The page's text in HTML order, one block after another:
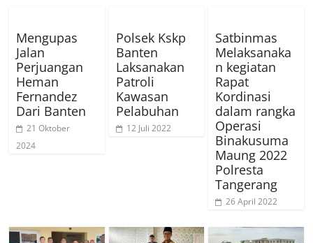
Mengupas
Jalan
Perjuangan
Heman
Fernandez
Dari Banten
21 Oktober
2024
Polsek Kskp
Banten
Laksanakan
Patroli
Kawasan
Pelabuhan
12 Juli 2022
Satbinmas
Melaksanaka
n kegiatan
Rapat
Kordinasi
dalam rangka
Operasi
Binakusuma
Maung 2022
Polresta
Tangerang
26 April 2022